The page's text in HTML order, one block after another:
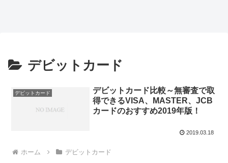
デビットカード
デビットカード
デビットカード比較～無審査で取
得できるVISA、MASTER、JCB
カードのおすすめ2019年版！
2019.03.18
ホーム デビットカード